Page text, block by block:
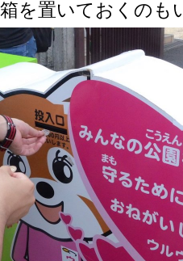
を置いておくのも